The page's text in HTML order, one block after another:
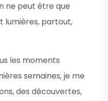
ne peut être que
lumières, partout,
les moments
semaines, je me
des découvertes,